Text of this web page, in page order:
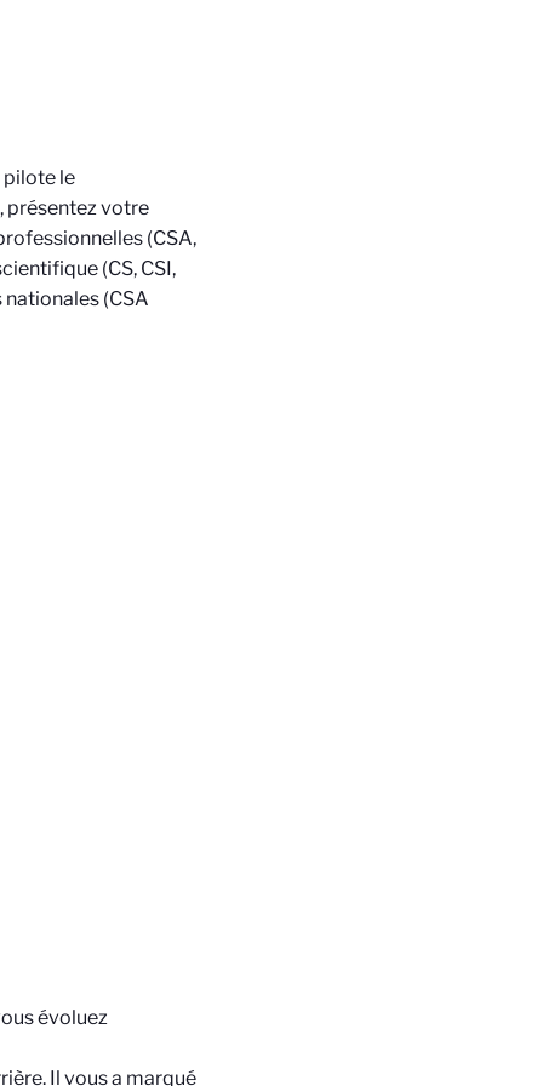
pilote le
présentez votre
(CSA,
(CS, CSI,
(CSA
évoluez
Il vous a marqué